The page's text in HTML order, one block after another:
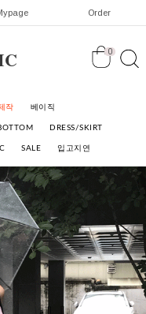
Order
0
작 베이직
DRESS/SKIRT
SALE 입고지연